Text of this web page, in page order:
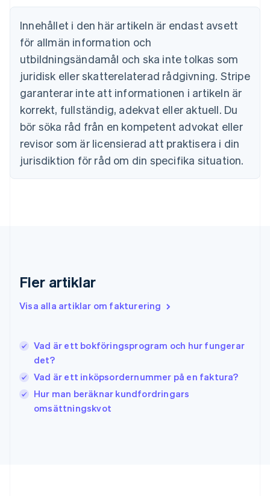
Innehållet i den här artikeln är endast avsett
för allmän information och
utbildningsändamål och ska inte tolkas som
juridisk eller skatterelaterad rådgivning. Stripe
garanterar inte att informationen i artikeln är
korrekt, fullständig, adekvat eller aktuell. Du
bör söka råd från en kompetent advokat eller
revisor som är licensierad att praktisera i din
jurisdiktion för råd om din specifika situation.
Fler artiklar
Visa alla artiklar om fakturering
Vad är ett bokföringsprogram och hur fungerar
det?
Vad är ett inköpsordernummer på en faktura?
Hur man beräknar kundfordringars
omsättningskvot
English
Danmark
English
Estland
English
简体中文English
Finland
English Svenska
Frankrike
FrançaisEnglish
Förenade Arabemiraten
Gibraltar
Irland
Italien
日本語English
Kanada
Kroatien
EnglishItaliano
Lettland